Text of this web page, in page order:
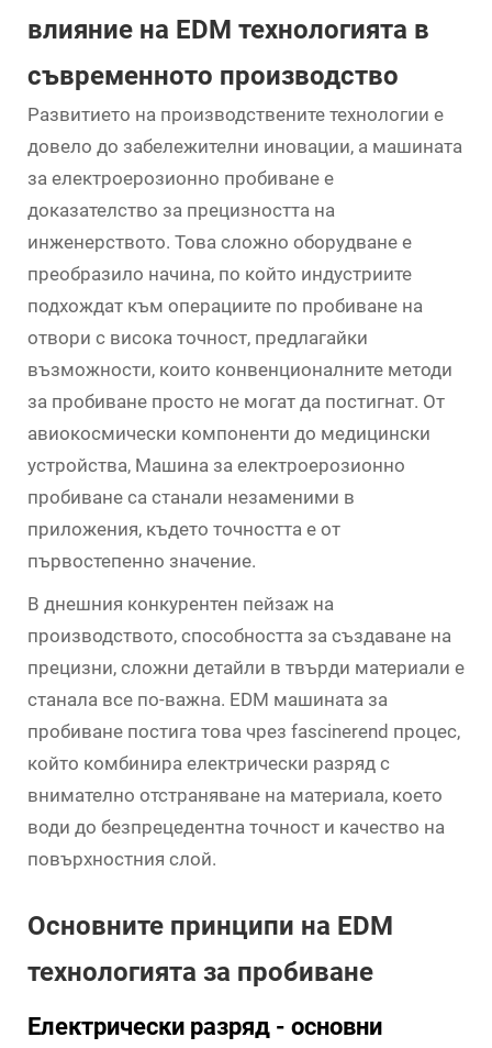
влияние на EDM технологията в
съвременното производство
Развитието на производствените технологии е
довело до забележителни иновации, а машината
за електроерозионно пробиване е
доказателство за прецизността на
инженерството. Това сложно оборудване е
преобразило начина, по който индустриите
подхождат към операциите по пробиване на
отвори с висока точност, предлагайки
възможности, които конвенционалните методи
за пробиване просто не могат да постигнат. От
авиокосмически компоненти до медицински
устройства, Машина за електроерозионно
пробиване са станали незаменими в
приложения, където точността е от
първостепенно значение.
В днешния конкурентен пейзаж на
производството, способността за създаване на
прецизни, сложни детайли в твърди материали е
станала все по-важна. EDM машината за
пробиване постига това чрез fascinerend процес,
който комбинира електрически разряд с
внимателно отстраняване на материала, което
води до безпрецедентна точност и качество на
повърхностния слой.
Основните принципи на EDM
технологията за пробиване
Електрически разряд - основни